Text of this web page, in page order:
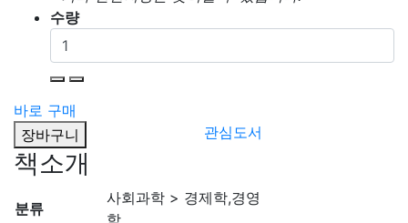
수량
바로 구매
장바구니
관심도서
책소개
분류
사회과학 > 경제학,경영